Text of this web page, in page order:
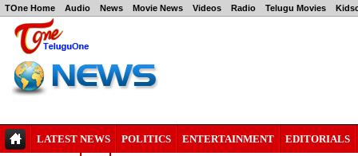
TOne Home Audio News Movie News Videos Radio Telugu Movies
LATEST NEWS POLITICS ENTERTAINMENT EDITORIALS